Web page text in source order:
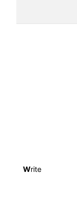
Write